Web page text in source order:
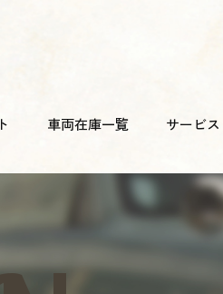
車両在庫一覧 サービス